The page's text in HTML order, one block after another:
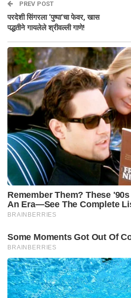
PREV POST
परदेशी सिंगरला ‘पुष्पा’चा फेवर, खास
पद्धतीने गायलेले श्रीवल्ली गाणे!